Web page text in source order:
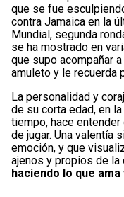
que se fue
contra Jamaica en la
Mundial, segunda
se ha mostrado en
que supo acompañar
amuleto y le recuerda
La personalidad y
de su corta edad, en
tiempo, hace
de jugar. Una valentía
emoción, y que
ajenos y propios de la
haciendo lo que